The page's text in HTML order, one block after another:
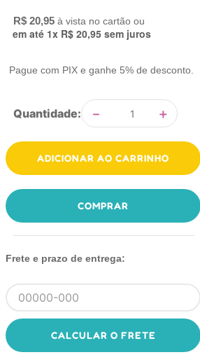
R$ 20,95
em até 1x R$ 20,95 sem juros
Pague com PIX e ganhe 5% de desconto.
Quantidade ＋
－
ADICIONAR AO CARRINHO
COMPRAR
Frete e prazo de entrega:
CALCULAR O FRETE